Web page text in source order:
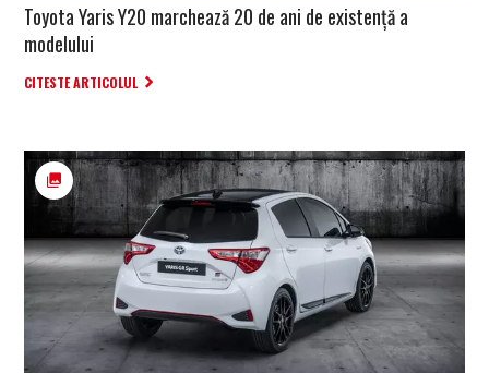
Toyota Yaris Y20 marchează 20 de ani de existență a
modelului
CITESTE ARTICOLUL